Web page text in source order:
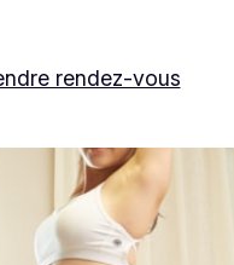
rendez-vous